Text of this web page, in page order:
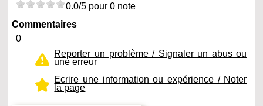
0.0/5 pour 0 note
Commentaires
0
Reporter un problème / Signaler un abus ou
une erreur
Ecrire une information ou expérience / Noter
la page